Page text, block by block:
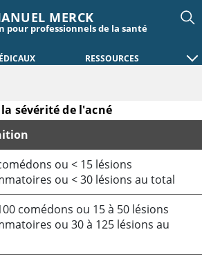
MERCK
pour professionnels de la santé
RESSOURCES
sévérité de l'acné
de l'acné
ou < 15 lésions
ou <30 lésions au total
comédons ou 15 à 50 lésions
ou 30 à 125 lésions au